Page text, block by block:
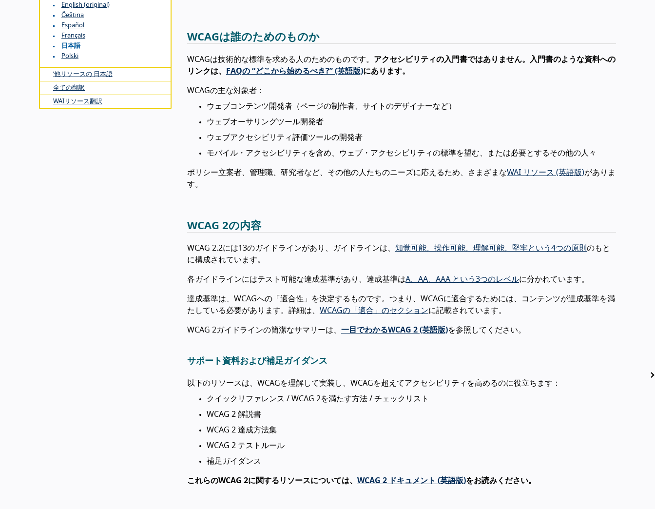
English (original)
Čeština
Español
Français
日本語
Polski
’他リソースの 日本語
全ての翻訳
WAIリソース翻訳
WCAGは誰のためのものか
WCAGは技術的な標準を求める人のためのものです。 アクセシビリティの入門書ではありません。入門書のような資料への
リンクは、
FAQの “どこから始めるべき?” (英語版)にあります。
WCAGの主な対象者：
ウェブコンテンツ開発者（ページの制作者、サイトのデザイナーなど）
ウェブオーサリングツール開発者
ウェブアクセシビリティ評価ツールの開発者
モバイル・アクセシビリティを含め、ウェブ・アクセシビリティの標準を望む、または必要とするその他の人々
ポリシー立案者、管理職、研究者など、その他の人たちのニーズに応えるため、さまざまなWAI リソース (英語版)がありま
す。
WCAG 2の内容
WCAG 2.2には13のガイドラインがあり、ガイドラインは、 知覚可能、操作可能、理解可能、堅牢という4つの原則 のもと
に構成されています。
各ガイドラインにはテスト可能な達成基準があり、達成基準はA、AA、AAA という3つのレベルに分かれています。
達成基準は、WCAGへの「適合性」を決定するものです。つまり、WCAGに適合するためには、コンテンツが達成基準を満
たしている必要があります。詳細は、 WCAGの「適合」のセクションに記載されています。
WCAG 2ガイドラインの簡潔なサマリーは、 一目でわかるWCAG 2 (英語版)を参照してください。
サポート資料および補足ガイダンス
以下のリソースは、WCAGを理解して実装し、WCAGを超えてアクセシビリティを高めるのに役立ちます：
クイックリファレンス / WCAG 2を満たす方法 / チェックリスト
WCAG 2 解説書
WCAG 2 達成方法集
WCAG 2 テストルール
補足ガイダンス
これらのWCAG 2に関するリソースについては、 WCAG 2 ドキュメント (英語版)をお読みください。